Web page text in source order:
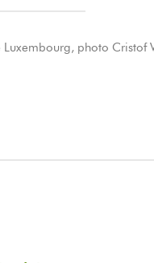
photo Cristof